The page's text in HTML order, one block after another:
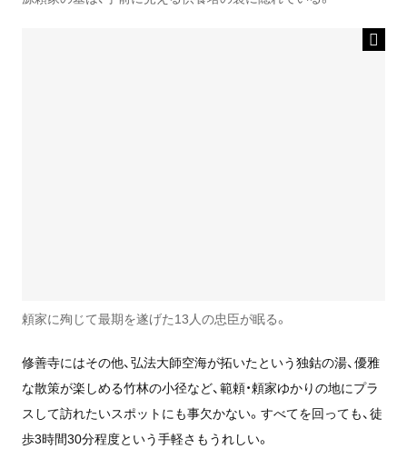
頼家に殉じて最期を遂げた13人の忠臣が眠る。
修善寺にはその他、弘法大師空海が拓いたという独鈷の湯、優雅
な散策が楽しめる竹林の小径など、範頼・頼家ゆかりの地にプラ
スして訪れたいスポットにも事欠かない。すべてを回っても、徒
歩3時間30分程度という手軽さもうれしい。